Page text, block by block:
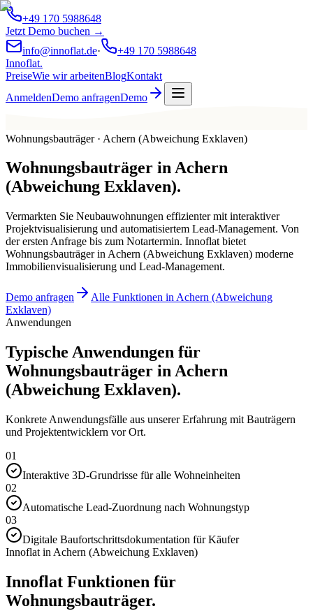
+49 170 5988648
Jetzt Demo buchen →
info@innoflat.de·
+49 170 5988648
Innoflat.
PreiseWie wir arbeitenBlogKontakt
AnmeldenDemo anfragenDemo
Wohnungsbauträger · Achern (Abweichung Exklaven)
Wohnungsbauträger inAchern
(Abweichung Exklaven).
Vermarkten Sie Neubauwohnungen effizienter mit interaktiver
Projektvisualisierung und automatisiertem Lead-Management. Von
der ersten Anfrage bis zum Notartermin. Innoflat bietet
Wohnungsbauträger in Achern (Abweichung Exklaven) moderne
Immobilienvisualisierung und Lead-Management.
Demo anfragen
Alle Funktionen in Achern (Abweichung
Exklaven)
Anwendungen
Typische Anwendungen für
Wohnungsbauträger in Achern
(Abweichung Exklaven).
Konkrete Anwendungsfälle aus unserer Erfahrung mit Bauträgern
und Projektentwicklern vor Ort.
01
Interaktive 3D-Grundrisse für alle Wohneinheiten
02
Automatische Lead-Zuordnung nach Wohnungstyp
03
Digitale Baufortschrittsdokumentation für Käufer
Innoflat in Achern (Abweichung Exklaven)
Innoflat Funktionen für
Wohnungsbauträger.